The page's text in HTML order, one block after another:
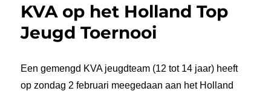
KVA op het Holland Top
Jeugd Toernooi
Een gemengd KVA jeugdteam (12 tot 14 jaar) heeft
op zondag 2 februari meegedaan aan het Holland